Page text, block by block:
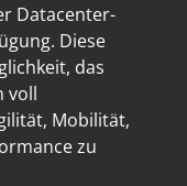
Datacenter-
Diese
das
voll
Mobilität,
zu